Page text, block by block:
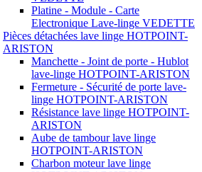
Platine - Module - Carte
Electronique Lave-linge VEDETTE
Pièces détachées lave linge HOTPOINT-
ARISTON
Manchette - Joint de porte - Hublot
lave-linge HOTPOINT-ARISTON
Fermeture - Sécurité de porte lave-
linge HOTPOINT-ARISTON
Résistance lave linge HOTPOINT-
ARISTON
Aube de tambour lave linge
HOTPOINT-ARISTON
Charbon moteur lave linge